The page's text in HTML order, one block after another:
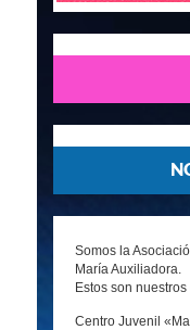
Somos la
María Auxiliadora.
Estos son nuestros
Centro Juvenil